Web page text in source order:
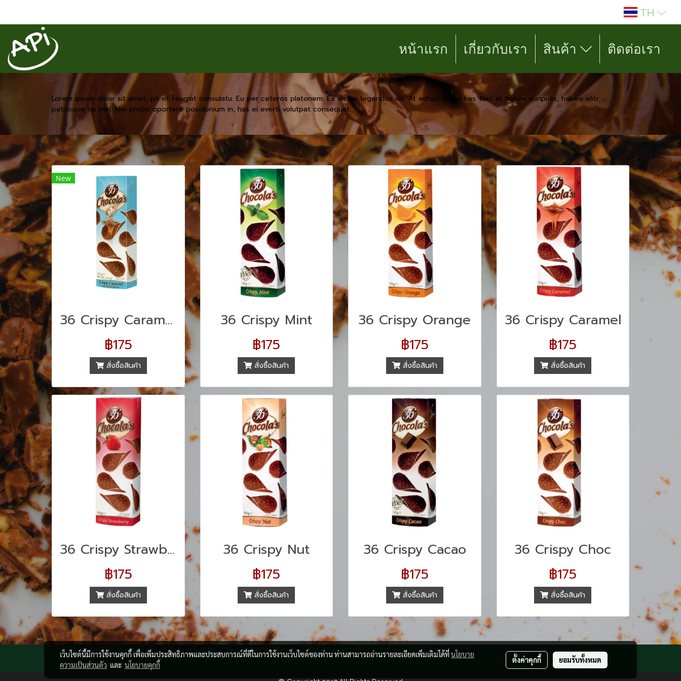
TH
หน้าแรก เกี่ยวกับเรา สินค้า ติดต่อเรา
Lorem ipsum dolor sit amet, pri et feugiat consulatu. Eu per ceteros platonem. Ea dictas legendos ius. At adhuc solum has. Nec at harum euripidis, habeo elitr
patrioque ne mel. Mei probo oportere posidonium in, has ei everti volutpat consequat.
New
36 Crispy Caramel + Sea Salt
฿175
สั่งซื้อสินค้า
36 Crispy Mint
฿175
สั่งซื้อสินค้า
36 Crispy Orange
฿175
สั่งซื้อสินค้า
36 Crispy Caramel
฿175
สั่งซื้อสินค้า
36 Crispy Strawberry
฿175
สั่งซื้อสินค้า
36 Crispy Nut
฿175
สั่งซื้อสินค้า
36 Crispy Cacao
฿175
สั่งซื้อสินค้า
36 Crispy Choc
฿175
สั่งซื้อสินค้า
เว็บไซต์นี้มีการใช้งานคุกกี้ เพื่อเพิ่มประสิทธิภาพและประสบการณ์ที่ดีในการใช้งานเว็บไซต์ของท่าน ท่านสามารถอ่านรายละเอียดเพิ่มเติมได้ที่นโยบาย
ความเป็นส่วนตัว และ นโยบายคุกกี้
ตั้งค่าคุกกี้ ยอมรับทั้งหมด